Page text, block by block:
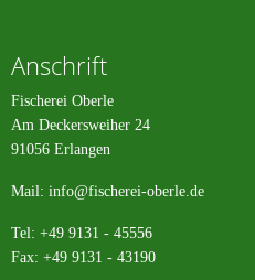
Anschrift
Fischerei Oberle
Am Deckersweiher 24
91056 Erlangen
Mail: info@fischerei-oberle.de
Tel: +49 9131 - 45556
Fax: +49 9131 - 43190